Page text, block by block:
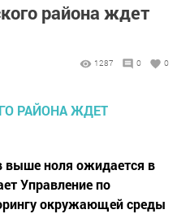
района ждет
1287 0 0
выше ноля ожидается в
Управление по
окружающей среды